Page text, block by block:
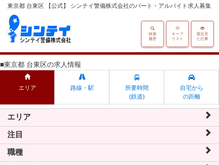
東京都 台東区 【公式】 シンテイ警備株式会社のパート・アルバイト求人募集
最近見
た仕事
キープ
リスト
検索
履歴
■東京都 台東区の求人情報
エリア 路線・駅
所要時間
(鉄道)
自宅から
の距離
エリア
注目
職種